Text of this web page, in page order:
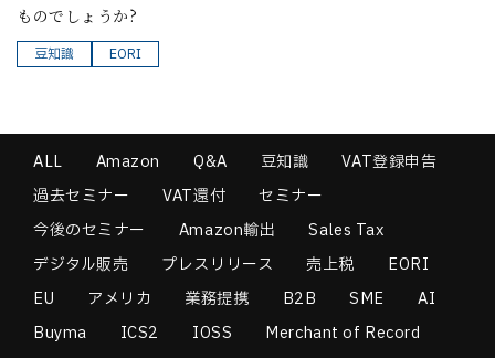
ものでしょうか?
豆知識 EORI
ALL Amazon Q&A 豆知識
VAT登録申告
過去セミナー
VAT還付
セミナー
今後のセミナー
Amazon輸出
Sales Tax
デジタル販売
プレスリリース 売上税
EORI
EU
アメリカ 業務提携 B2B SME
AI
Buyma
ICS2 IOSS
Merchant of Record